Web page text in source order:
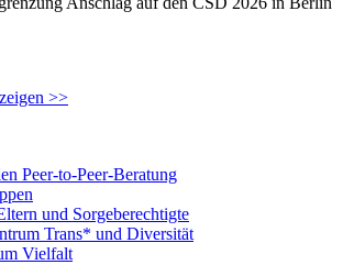
>>
Peer-to-Peer-Beratung
und Sorgeberechtigte
Trans* und Diversität
Vielfalt